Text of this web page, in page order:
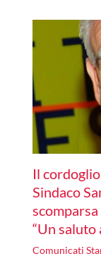
Il
Sindaco
“Un saluto
Comunicati